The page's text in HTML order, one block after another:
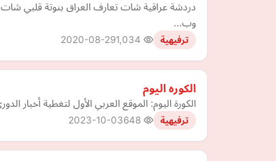
دردشة عراقية شات تعارف العراق بنوتة قلبي
وب…
ترفيهية 2020-08-29
الكوره اليوم
الكورة اليوم: الموقع العربي الأول لتغطية أخبار
ترفيهية 2023-10-03